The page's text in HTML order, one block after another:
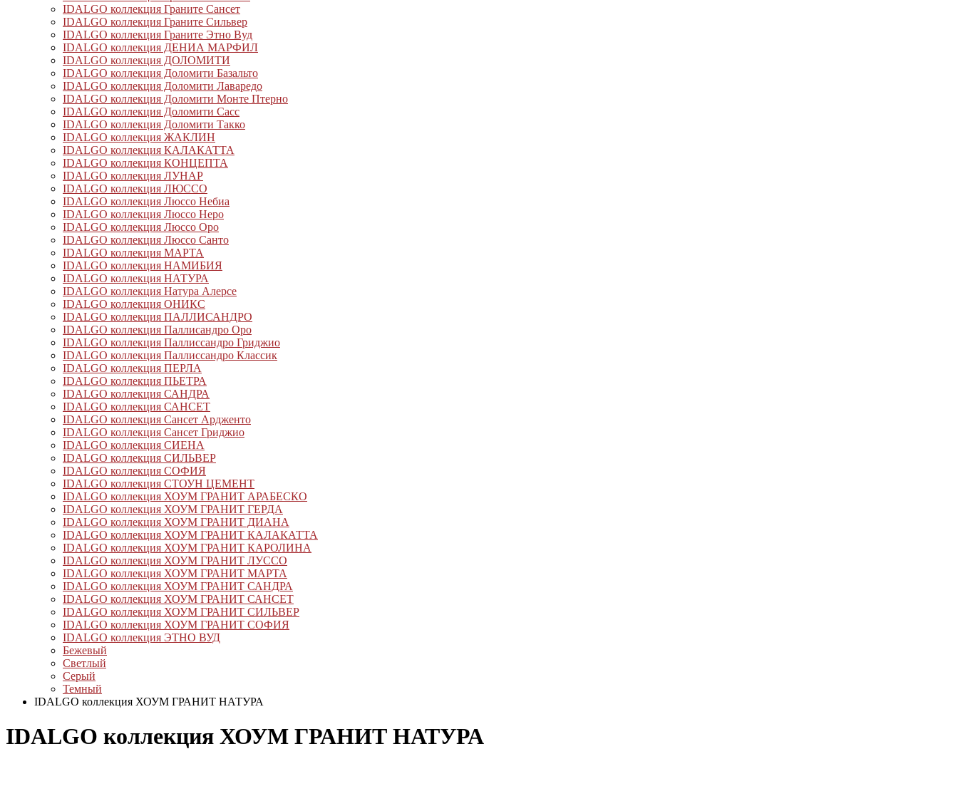
IDALGO коллекция Граните Сансет
IDALGO коллекция Граните Сильвер
IDALGO коллекция Граните Этно Вуд
IDALGO коллекция ДЕНИА МАРФИЛ
IDALGO коллекция ДОЛОМИТИ
IDALGO коллекция Доломити Базальто
IDALGO коллекция Доломити Лаваредо
IDALGO коллекция Доломити Монте Птерно
IDALGO коллекция Доломити Сасс
IDALGO коллекция Доломити Такко
IDALGO коллекция ЖАКЛИН
IDALGO коллекция КАЛАКАТТА
IDALGO коллекция КОНЦЕПТА
IDALGO коллекция ЛУНАР
IDALGO коллекция ЛЮССО
IDALGO коллекция Люссо Небиа
IDALGO коллекция Люссо Неро
IDALGO коллекция Люссо Оро
IDALGO коллекция Люссо Санто
IDALGO коллекция МАРТА
IDALGO коллекция НАМИБИЯ
IDALGO коллекция НАТУРА
IDALGO коллекция Натура Алерсе
IDALGO коллекция ОНИКС
IDALGO коллекция ПАЛЛИСАНДРО
IDALGO коллекция Паллисандро Оро
IDALGO коллекция Паллиссандро Гриджио
IDALGO коллекция Паллиссандро Классик
IDALGO коллекция ПЕРЛА
IDALGO коллекция ПЬЕТРА
IDALGO коллекция САНДРА
IDALGO коллекция САНСЕТ
IDALGO коллекция Сансет Ардженто
IDALGO коллекция Сансет Гриджио
IDALGO коллекция СИЕНА
IDALGO коллекция СИЛЬВЕР
IDALGO коллекция СОФИЯ
IDALGO коллекция СТОУН ЦЕМЕНТ
IDALGO коллекция ХОУМ ГРАНИТ АРАБЕСКО
IDALGO коллекция ХОУМ ГРАНИТ ГЕРДА
IDALGO коллекция ХОУМ ГРАНИТ ДИАНА
IDALGO коллекция ХОУМ ГРАНИТ КАЛАКАТТА
IDALGO коллекция ХОУМ ГРАНИТ КАРОЛИНА
IDALGO коллекция ХОУМ ГРАНИТ ЛУССО
IDALGO коллекция ХОУМ ГРАНИТ МАРТА
IDALGO коллекция ХОУМ ГРАНИТ САНДРА
IDALGO коллекция ХОУМ ГРАНИТ САНСЕТ
IDALGO коллекция ХОУМ ГРАНИТ СИЛЬВЕР
IDALGO коллекция ХОУМ ГРАНИТ СОФИЯ
IDALGO коллекция ЭТНО ВУД
Бежевый
Светлый
Серый
Темный
IDALGO коллекция ХОУМ ГРАНИТ НАТУРА
IDALGO коллекция ХОУМ ГРАНИТ НАТУРА